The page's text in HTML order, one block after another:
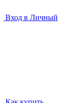
Вход в Личный